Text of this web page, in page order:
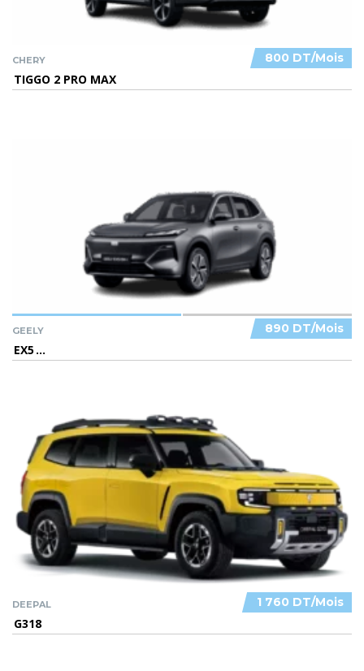
800 DT/Mois
CHERY
TIGGO 2 PRO MAX
890 DT/Mois
GEELY
EX5...
1 760 DT/Mois
DEEPAL
G318